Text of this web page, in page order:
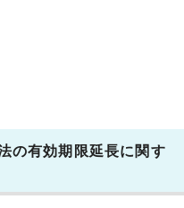
の有効期限延長に関す